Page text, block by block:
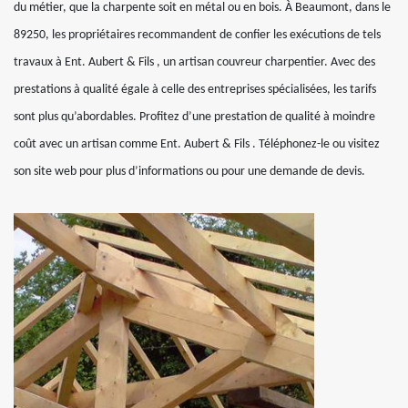
du métier, que la charpente soit en métal ou en bois. À Beaumont, dans le
89250, les propriétaires recommandent de confier les exécutions de tels
travaux à Ent. Aubert & Fils , un artisan couvreur charpentier. Avec des
prestations à qualité égale à celle des entreprises spécialisées, les tarifs
sont plus qu’abordables. Profitez d’une prestation de qualité à moindre
coût avec un artisan comme Ent. Aubert & Fils . Téléphonez-le ou visitez
son site web pour plus d’informations ou pour une demande de devis.